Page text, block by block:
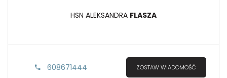
HSN ALEKSANDRA FLASZA
608671444 ZOSTAW WIADOMOŚĆ